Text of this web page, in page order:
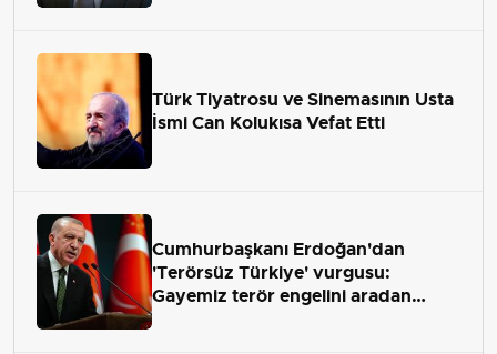
Türk Tiyatrosu ve Sinemasının Usta
İsmi Can Kolukısa Vefat Etti
Cumhurbaşkanı Erdoğan'dan
'Terörsüz Türkiye' vurgusu:
Gayemiz terör engelini aradan